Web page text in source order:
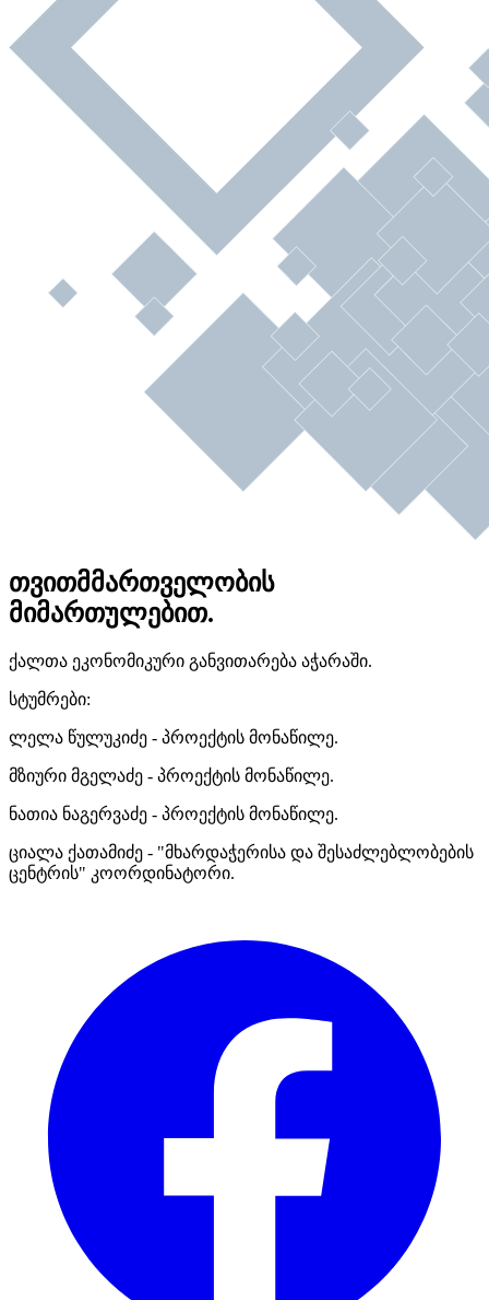
თვითმმართველობის
მიმართულებით.
ქალთა ეკონომიკური განვითარება აჭარაში.
სტუმრები:
ლელა წულუკიძე - პროექტის მონაწილე.
მზიური მგელაძე - პროექტის მონაწილე.
ნათია ნაგერვაძე - პროექტის მონაწილე.
ციალა ქათამიძე - "მხარდაჭერისა და შესაძლებლობების
ცენტრის" კოორდინატორი.